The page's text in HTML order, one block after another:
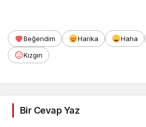
Beğendim Harika Haha
Kızgın
Bir Cevap Yaz